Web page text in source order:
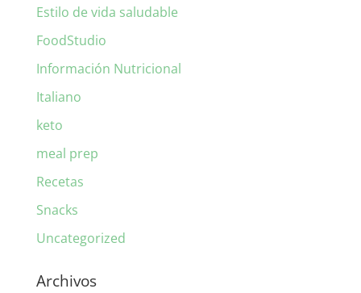
Estilo de vida saludable
FoodStudio
Información Nutricional
Italiano
keto
meal prep
Recetas
Snacks
Uncategorized
Archivos